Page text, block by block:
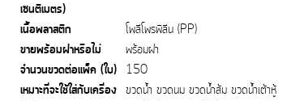
เซนติเมตร)
เนื้อพลาสติก โพลีโพรพิลีน (PP)
ขายพร้อมฝาหรือไม่ พร้อมฝา
จำนวนขวดต่อแพ็ค (ใบ) 150
เหมาะที่จะใช้ใส่กับเครื่อง ขวดน้ำ ขวดนม ขวดน้ำส้ม ขวดน้ำเต้าหู้